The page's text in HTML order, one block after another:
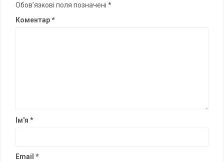
Обов’язкові поля позначені *
Коментар*
Ім'я *
Email *